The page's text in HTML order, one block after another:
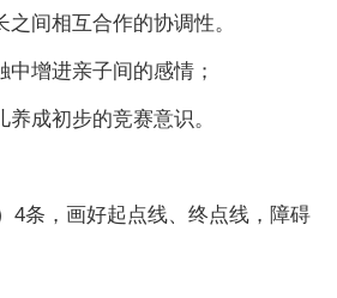
间相互合作的协调性。
增进亲子间的感情；
成初步的竞赛意识。
4条，画好起点线、终点线，障碍